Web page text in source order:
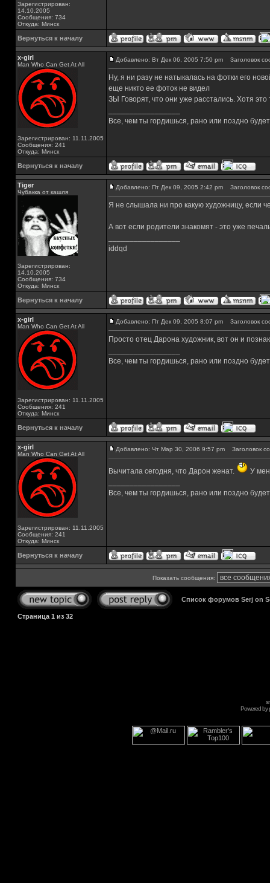
Зарегистрирован:
14.10.2005
Сообщения: 734
Откуда: Минск
Вернуться к началу
x-girl
Man Who Can Get At All
Зарегистрирован: 11.11.2005
Сообщения: 241
Откуда: Минск
Добавлено: Вт Дек 06, 2005 7:50 pm Заголовок
Ну, я ни разу не натыкалась на фотки его
еще никто ее фоток не видел
ЗЫ Говорят, что они уже расстались. Хотя это
Все, чем ты гордишься, рано или поздно
Вернуться к началу
Tiger
Чубакка от кашля
Зарегистрирован:
14.10.2005
Сообщения: 734
Откуда: Минск
Добавлено: Пт Дек 09, 2005 2:42 pm Заголовок
Я не слышала ни про какую художницу, если
А вот если родители знакомят - это уже
iddqd
Вернуться к началу
x-girl
Man Who Can Get At All
Зарегистрирован: 11.11.2005
Сообщения: 241
Откуда: Минск
Добавлено: Пт Дек 09, 2005 8:07 pm Заголовок
Просто отец Дарона художник, вот он и
Все, чем ты гордишься, рано или поздно
Вернуться к началу
x-girl
Man Who Can Get At All
Зарегистрирован: 11.11.2005
Сообщения: 241
Откуда: Минск
Добавлено: Чт Мар 30, 2006 9:57 pm Заголовок
Вычитала сегодня, что Дарон женат.
У
Все, чем ты гордишься, рано или поздно
Вернуться к началу
Показать сообщения:
Список форумов Serj on
Страница 1 из 32
Powered by